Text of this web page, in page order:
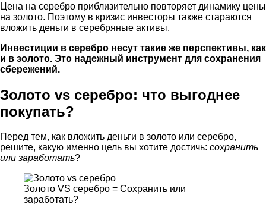
Цена на серебро приблизительно повторяет динамику цены
на золото. Поэтому в кризис инвесторы также стараются
вложить деньги в серебряные активы.
Инвестиции в серебро несут такие же перспективы, как
и в золото. Это надежный инструмент для сохранения
сбережений.
Золото vs серебро: что выгоднее
покупать?
Перед тем, как вложить деньги в золото или серебро,
решите, какую именно цель вы хотите достичь: сохранить
или заработать?
Золото VS серебро = Сохранить или
заработать?